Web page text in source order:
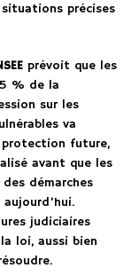
précises
prévoit que les
% de la
sur les
va
protection future,
avant que les
démarches
judiciaires
loi, aussi bien